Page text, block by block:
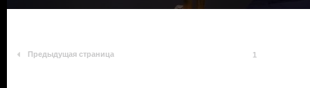
Предыдущая страница 1